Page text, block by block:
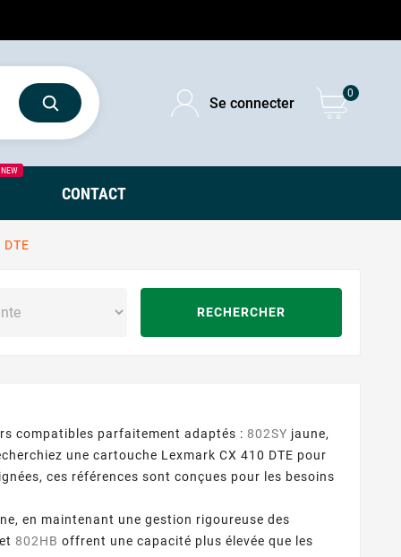
Se connecter
0
NEW
CONTACT
RECHERCHER
compatibles parfaitement adaptés : 802SY jaune,
une cartouche Lexmark CX 410 DTE pour
ces références sont conçues pour les besoins
en maintenant une gestion rigoureuse des
et 802HB offrent une capacité plus élevée que les